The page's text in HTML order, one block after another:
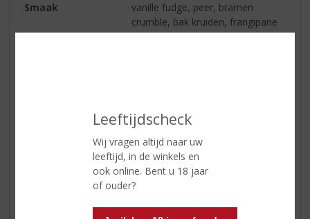
Leeftijdscheck
Wij vragen altijd naar uw
leeftijd, in de winkels en
ook online. Bent u 18 jaar
of ouder?
Smaak
vanille fudge, peer, bramen
crumble, bak kruiden, frangipane
en gekaramelliseerde appel
Reviews
Schrijf een review